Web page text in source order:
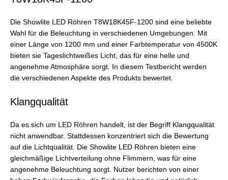
Die Showlite LED Röhren T8W18K45F-1200 sind eine beliebte
Wahl für die Beleuchtung in verschiedenen Umgebungen. Mit
einer Länge von 1200 mm und einer Farbtemperatur von 4500K
bieten sie Tageslichtweißes Licht, das für eine helle und
angenehme Atmosphäre sorgt. In diesem Testbericht werden
die verschiedenen Aspekte des Produkts bewertet.
Klangqualität
Da es sich um LED Röhren handelt, ist der Begriff Klangqualität
nicht anwendbar. Stattdessen konzentriert sich die Bewertung
auf die Lichtqualität. Die Showlite LED Röhren bieten eine
gleichmäßige Lichtverteilung ohne Flimmern, was für eine
angenehme Beleuchtung sorgt. Nutzer berichten von einer